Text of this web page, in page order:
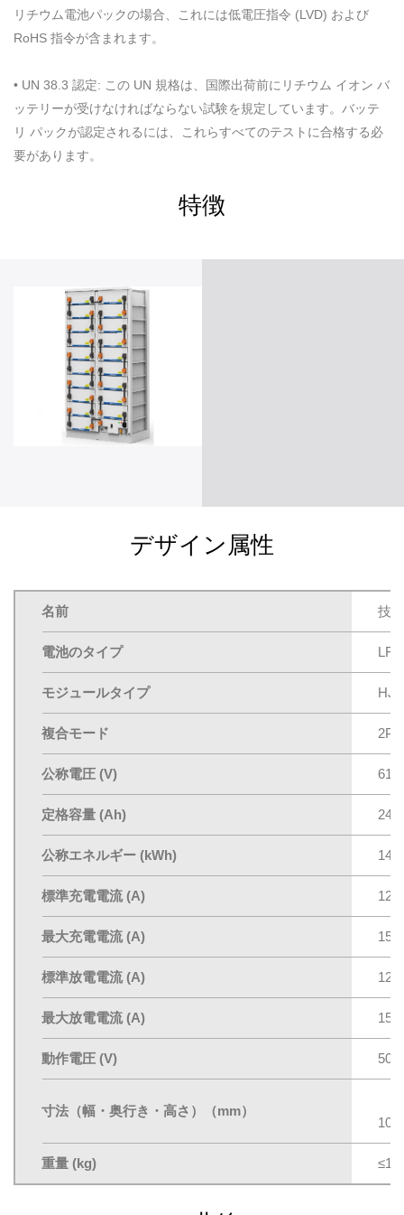
リチウム電池パックの場合、これには低電圧指令 (LVD) および
RoHS 指令が含まれます。
• UN 38.3 認定: この UN 規格は、国際出荷前にリチウム イオン バ
ッテリーが受けなければならない試験を規定しています。バッテ
リ パックが認定されるには、これらすべてのテストに合格する必
要があります。
特徴
デザイン属性
名前 技
電池のタイプ
モジュールタイプ
複合モード
公称電圧 (V)
定格容量 (Ah) 240
公称エネルギー (kWh)
標準充電電流 (A)
最大充電電流 (A)
標準放電電流 (A)
最大放電電流 (A)
動作電圧 (V)
寸法（幅・奥行き・高さ）（mm）
重量 (kg)